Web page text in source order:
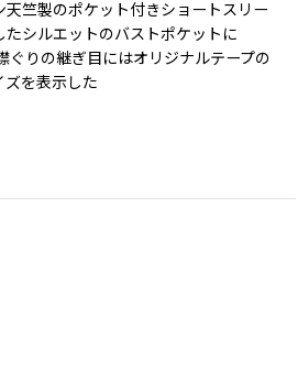
竺製のポケット付きショートスリー
シルエットのバストポケットに
ぐりの継ぎ目にはオリジナルテープの
ズを表示した